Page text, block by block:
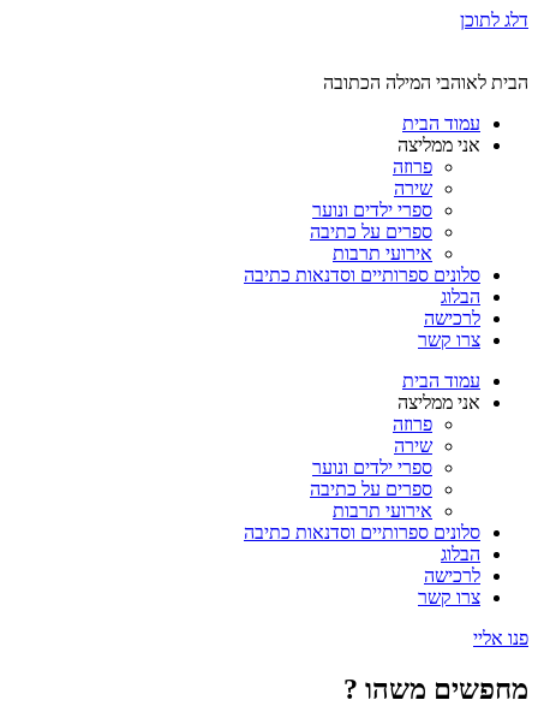
דלג לתוכן
הבית לאוהבי המילה הכתובה
עמוד הבית
אני ממליצה
פרוזה
שירה
ספרי ילדים ונוער
ספרים על כתיבה
אירועי תרבות
סלונים ספרותיים וסדנאות כתיבה
הבלוג
לרכישה
צרו קשר
עמוד הבית
אני ממליצה
פרוזה
שירה
ספרי ילדים ונוער
ספרים על כתיבה
אירועי תרבות
סלונים ספרותיים וסדנאות כתיבה
הבלוג
לרכישה
צרו קשר
פנו אליי
מחפשים משהו ?